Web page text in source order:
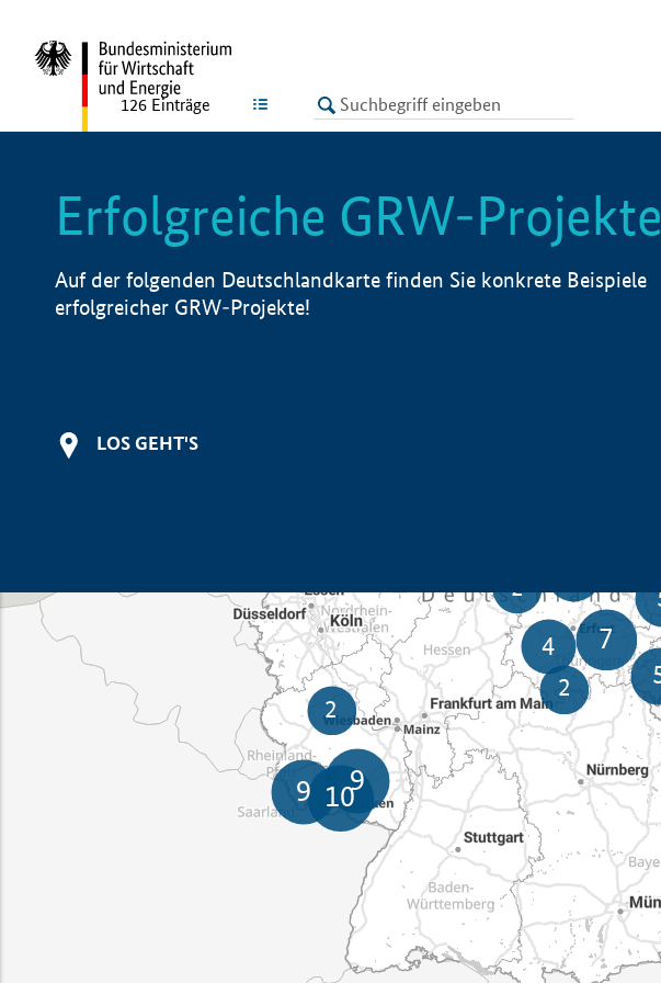
LISTE
126 Einträge
Erfolgreiche GRW-Projekte
Auf der folgenden Deutschlandkarte finden Sie konkrete Beispiele
erfolgreicher GRW-Projekte!
LOS GEHT'S